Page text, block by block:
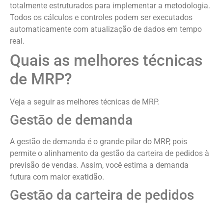
totalmente estruturados para implementar a metodologia.
Todos os cálculos e controles podem ser executados
automaticamente com atualização de dados em tempo
real.
Quais as melhores técnicas
de MRP?
Veja a seguir as melhores técnicas de MRP.
Gestão de demanda
A gestão de demanda é o grande pilar do MRP, pois
permite o alinhamento da gestão da carteira de pedidos à
previsão de vendas. Assim, você estima a demanda
futura com maior exatidão.
Gestão da carteira de pedidos